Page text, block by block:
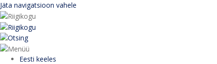
Jäta navigatsioon vahele
Eesti keeles